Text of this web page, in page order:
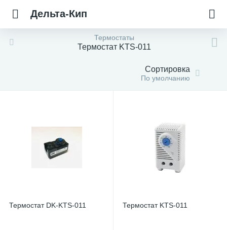
Дельта-Кип
Термостаты
Термостат KTS-011
Сортировка
По умолчанию
Термостат DK-KTS-011 Термостат KTS-011